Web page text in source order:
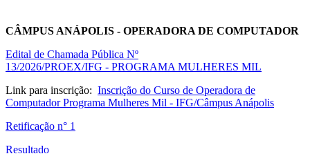
CÂMPUS ANÁPOLIS - OPERADORA DE COMPUTADOR
Edital de Chamada Pública Nº
13/2026/PROEX/IFG - PROGRAMA MULHERES MIL
Link para inscrição: Inscrição do Curso de Operadora de
Computador Programa Mulheres Mil - IFG/Câmpus Anápolis
Retificação n° 1
Resultado